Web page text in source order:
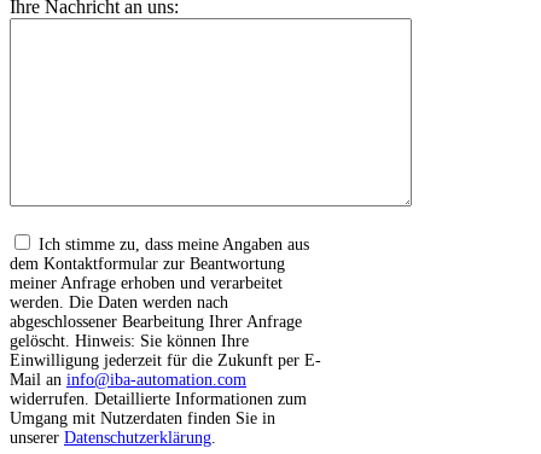
Ihre Nachricht an uns:
Ich stimme zu, dass meine Angaben aus
dem Kontaktformular zur Beantwortung
meiner Anfrage erhoben und verarbeitet
werden. Die Daten werden nach
abgeschlossener Bearbeitung Ihrer Anfrage
gelöscht. Hinweis: Sie können Ihre
Einwilligung jederzeit für die Zukunft per E-
Mail an info@iba-automation.com
widerrufen. Detaillierte Informationen zum
Umgang mit Nutzerdaten finden Sie in
unserer Datenschutzerklärung